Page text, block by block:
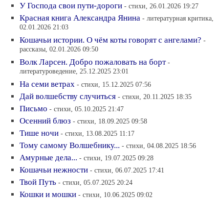
У Господа свои пути-дороги - стихи, 26.01.2026 19:27
Красная книга Александра Янина - литературная критика,
02.01.2026 21:03
Кошачьи истории. О чём коты говорят с ангелами? -
рассказы, 02.01.2026 09:50
Волк Ларсен. Добро пожаловать на борт -
литературоведение, 25.12.2025 23:01
На семи ветрах - стихи, 15.12.2025 07:56
Дай волшебству случиться - стихи, 20.11.2025 18:35
Письмо - стихи, 05.10.2025 21:47
Осенний блюз - стихи, 18.09.2025 09:58
Тише ночи - стихи, 13.08.2025 11:17
Тому самому Волшебнику... - стихи, 04.08.2025 18:56
Амурные дела... - стихи, 19.07.2025 09:28
Кошачьи нежности - стихи, 06.07.2025 17:41
Твой Путь - стихи, 05.07.2025 20:24
Кошки и мошки - стихи, 10.06.2025 09:02